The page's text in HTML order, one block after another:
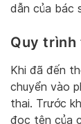
dẫn của bác
Quy trình
Khi đã đến
chuyển vào
thai. Trước
đọc tên của